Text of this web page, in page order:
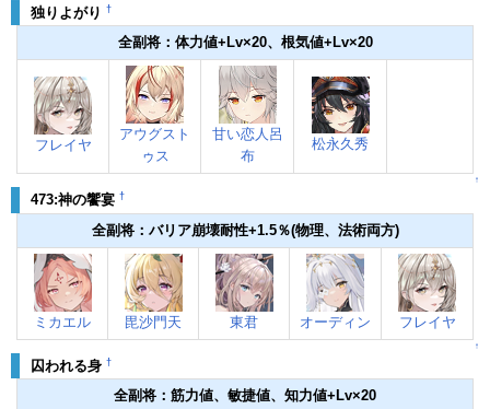
独りよがり †
全副将：体力値+Lv×20、根気値+Lv×20
フレイヤ
アウグスト
ゥス
甘い恋人呂
布
松永久秀
↑
473:神の饗宴 †
全副将：バリア崩壊耐性+1.5％(物理、法術両方)
ミカエル 毘沙門天 東君 オーディン フレイヤ
↑
囚われる身 †
全副将：筋力値、敏捷値、知力値+Lv×20